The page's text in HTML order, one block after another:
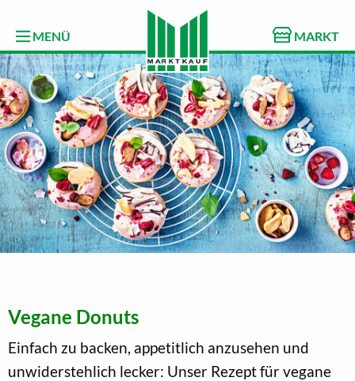
MENÜ MARKT
Vegane Donuts
Einfach zu backen, appetitlich anzusehen und
unwiderstehlich lecker: Unser Rezept für vegane